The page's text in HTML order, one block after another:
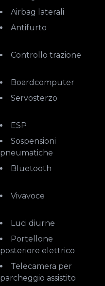
Airbag laterali
Antifurto
Controllo trazione
Boardcomputer
Servosterzo
ESP
Sospensioni
pneumatiche
Bluetooth
Vivavoce
Luci diurne
Portellone
posteriore elettrico
Telecamera per
parcheggio assistito